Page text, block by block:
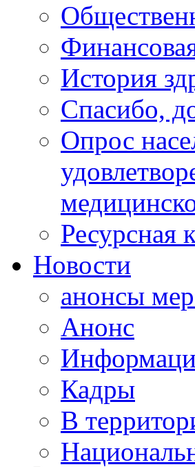
История
Спасибо,
Опрос
Ресурсная
Новости
анонсы
Анонс
Кадры
В